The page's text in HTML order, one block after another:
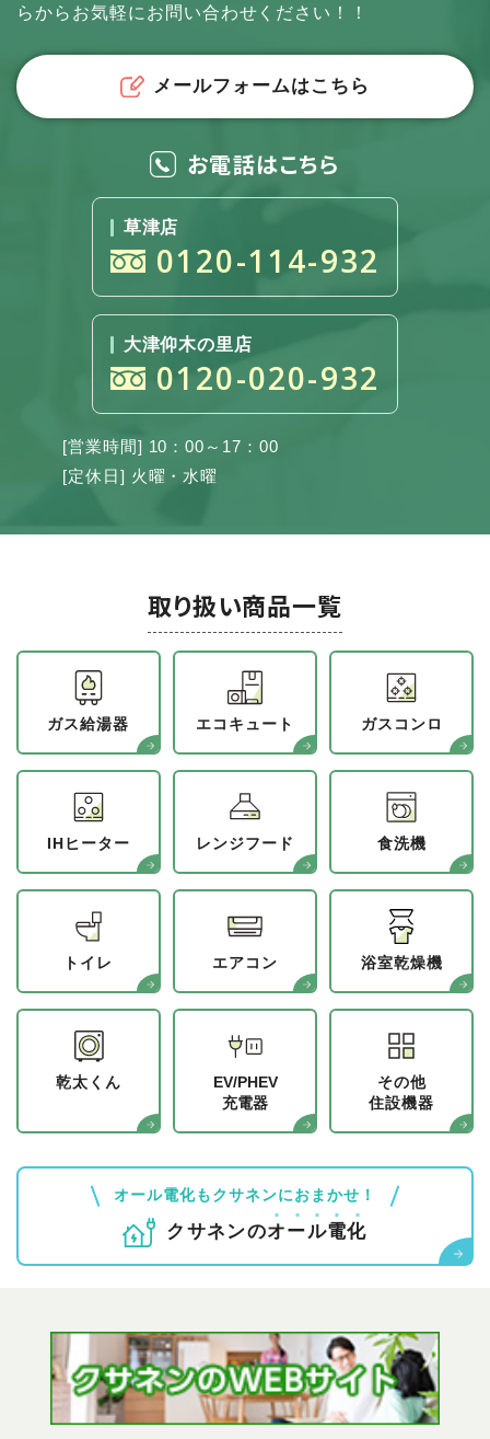
らからお気軽にお問い合わせください！！
メールフォームはこちら
お電話はこちら
草津店
0120-114-932
大津仰木の里店
0120-020-932
[営業時間] 10：00～17：00
[定休日] 火曜・水曜
取り扱い商品一覧
ガス給湯器 エコキュート ガスコンロ
IHヒーター レンジフード 食洗機
トイレ エアコン 浴室乾燥機
乾太くん
EV/PHEV
充電器
その他
住設機器
オール電化もクサネンにおまかせ！
クサネンのオール電化